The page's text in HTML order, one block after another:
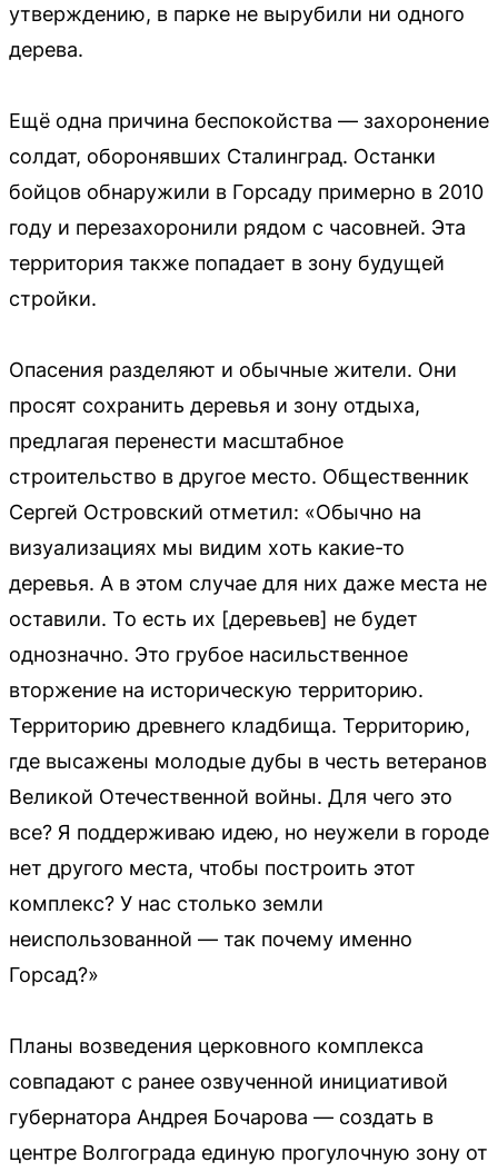
утверждению, в парке не вырубили ни одного
дерева.
Ещё одна причина беспокойства — захоронение
солдат, оборонявших Сталинград. Останки
бойцов обнаружили в Горсаду примерно в 2010
году и перезахоронили рядом с часовней. Эта
территория также попадает в зону будущей
стройки.
Опасения разделяют и обычные жители. Они
просят сохранить деревья и зону отдыха,
предлагая перенести масштабное
строительство в другое место. Общественник
Сергей Островский отметил: «Обычно на
визуализациях мы видим хоть какие-то
деревья. А в этом случае для них даже места не
оставили. То есть их [деревьев] не будет
однозначно. Это грубое насильственное
вторжение на историческую территорию.
Территорию древнего кладбища. Территорию,
где высажены молодые дубы в честь ветеранов
Великой Отечественной войны. Для чего это
все? Я поддерживаю идею, но неужели в городе
нет другого места, чтобы построить этот
комплекс? У нас столько земли
неиспользованной — так почему именно
Горсад?»
Планы возведения церковного комплекса
совпадают с ранее озвученной инициативой
губернатора Андрея Бочарова — создать в
центре Волгограда единую прогулочную зону от